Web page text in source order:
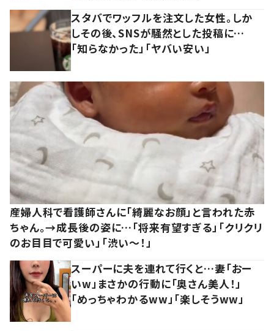
スタバでワッフルを注文した女性。しか
しその後、SNSが騒然とした投稿に…
「知らなかった」「ヤバい安い」
産婦人科で看護師さんに「綺麗なお顔」と言われた赤
ちゃん。→成長後の姿に…「将来有望すぎる」「クリクリ
のお目目で可愛い」「渋い～！」
スーパーに夫を連れて行くと…妻「おー
いw」まさかの行動に「奥さん美人！」
「めっちゃわかるww」「楽しそうww」